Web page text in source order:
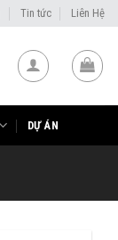
Tin tức Liên Hệ
DỰ ÁN